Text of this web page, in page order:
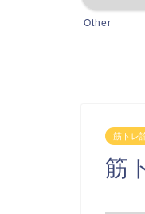
Other
筋トレ
筋